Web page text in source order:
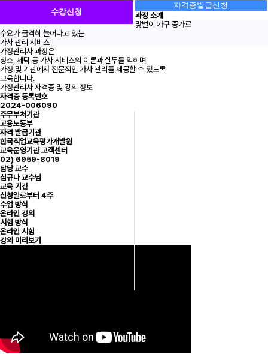
자격증발급신청
수강신청
과정 소개
맞벌이 가구 증가로
수요가 급격히 늘어나고 있는
가사 관리 서비스
가정관리사 과정은
청소, 세탁 등 가사 서비스의 이론과 실무를 익히며
가정 및 기관에서 전문적인 가사 관리를 제공할 수 있도록
교육합니다.
가정관리사 자격증 및 강의 정보
자격증 등록번호
2024-006090
주무부처기관
고용노동부
자격 발급기관
한국직업교육평가개발원
교육운영기관 고객센터
02) 6959-8019
담당 교수
심규나 교수님
교육 기간
신청일로부터 4주
수업 방식
온라인 강의
시험 방식
온라인 시험
강의 미리보기